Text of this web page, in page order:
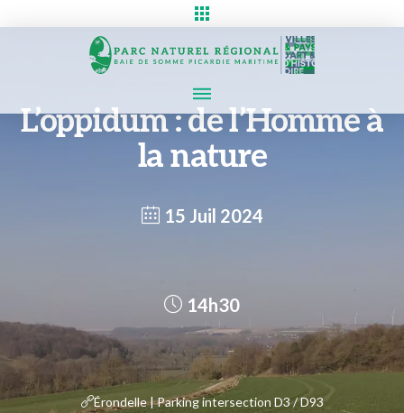
L’oppidum : de l’Homme à
la nature
15 Juil 2024
14h30
Érondelle | Parking intersection D3 / D93